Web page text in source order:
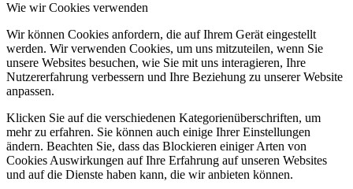
Wie wir Cookies verwenden
Wir können Cookies anfordern, die auf Ihrem Gerät eingestellt
werden. Wir verwenden Cookies, um uns mitzuteilen, wenn Sie
unsere Websites besuchen, wie Sie mit uns interagieren, Ihre
Nutzererfahrung verbessern und Ihre Beziehung zu unserer Website
anpassen.
Klicken Sie auf die verschiedenen Kategorienüberschriften, um
mehr zu erfahren. Sie können auch einige Ihrer Einstellungen
ändern. Beachten Sie, dass das Blockieren einiger Arten von
Cookies Auswirkungen auf Ihre Erfahrung auf unseren Websites
und auf die Dienste haben kann, die wir anbieten können.